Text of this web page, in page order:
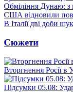
Обміління Дунаю: з
США відновили
В Італії дві доби
Сюжети
Вторгнення Росії в
Підсумки 05.08: